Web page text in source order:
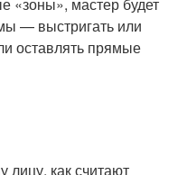
«зоны», мастер будет
— выстригать или
оставлять прямые
лицу, как считают